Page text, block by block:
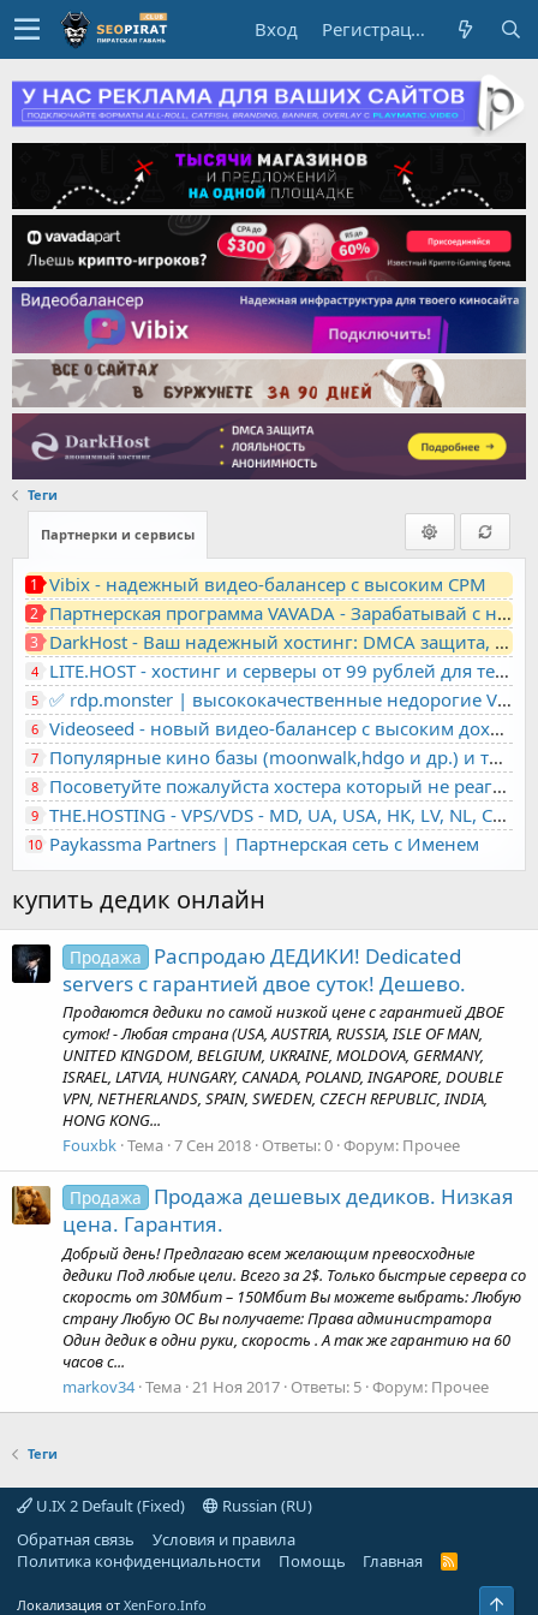
Вход Регистрация
Теги
Партнерки и сервисы
1 Vibix - надежный видео-балансер с высоким CPM
2 Партнерская программа VAVADA - Зарабатывай с нами!
3 DarkHost - Ваш надежный хостинг: DMCA защита, лояльность, анонимность
4 LITE.HOST - хостинг и серверы от 99 рублей для тех, кто любит не переплачивать. Доступ по SSH, поддержка PHP, GIT, COMPOSER, сертификаты Let's Encrypt
5 ✅ rdp.monster | высококачественные недорогие VPS, RDP - выделенные серверы
6 Videoseed - новый видео-балансер с высоким доходом
7 Популярные кино базы (moonwalk,hdgo и др.) и торренты в одном плеере для вашего сайта
8 Посоветуйте пожалуйста хостера который не реагирует на ркн
9 THE.HOSTING - VPS/VDS - MD, UA, USA, HK, LV, NL, CA, DE, SK, CZE, GB, IL, TR, PL, BG, RO, IT, FL, HU, PT.
10 Paykassma Partners | Партнерская сеть с Именем
купить дедик онлайн
Продажа
Распродаю ДЕДИКИ! Dedicated
servers с гарантией двое суток! Дешево.
Продаются дедики по самой низкой цене с гарантией ДВОЕ
суток! - Любая страна (USA, AUSTRIA, RUSSIA, ISLE OF MAN,
UNITED KINGDOM, BELGIUM, UKRAINE, MOLDOVA, GERMANY,
ISRAEL, LATVIA, HUNGARY, CANADA, POLAND, INGAPORE, DOUBLE
VPN, NETHERLANDS, SPAIN, SWEDEN, CZECH REPUBLIC, INDIA,
HONG KONG...
Fouxbk Тема 7 Сен 2018 Ответы: 0 Форум: Прочее
Продажа
Продажа дешевых дедиков. Низкая
цена. Гарантия.
Добрый день! Предлагаю всем желающим превосходные
дедики Под любые цели. Всего за 2$. Только быстрые сервера со
скорость от 30Мбит – 150Мбит Вы можете выбрать: Любую
страну Любую ОС Вы получаете: Права администратора
Один дедик в одни руки, скорость . А так же гарантию на 60
часов с...
markov34 Тема 21 Ноя 2017 Ответы: 5 Форум: Прочее
Теги
U.IX 2 Default (Fixed)
Russian (RU)
Обратная связь
Условия и правила
Политика конфиденциальности
Помощь Главная
R
Локализация от XenForo.Info